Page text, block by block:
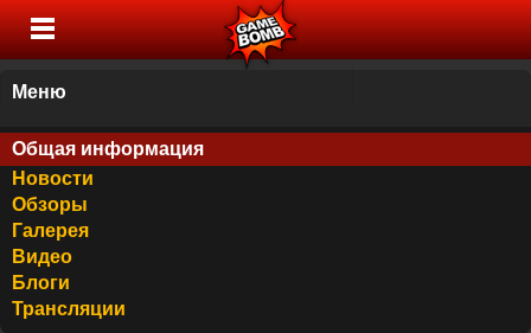
Меню
Общая информация
Новости
Обзоры
Галерея
Видео
Блоги
Трансляции